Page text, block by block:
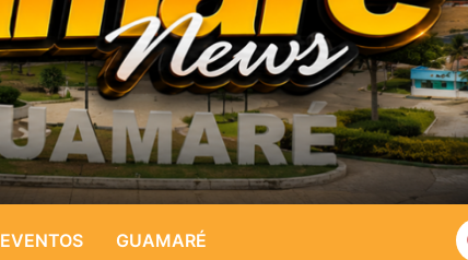
EVENTOS GUAMARÉ